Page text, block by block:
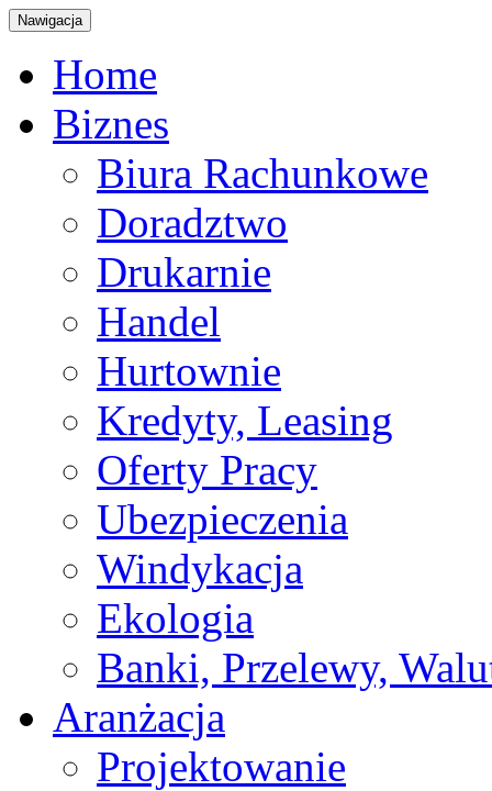
Nawigacja
Home
Biznes
Biura Rachunkowe
Doradztwo
Drukarnie
Handel
Hurtownie
Kredyty, Leasing
Oferty Pracy
Ubezpieczenia
Windykacja
Ekologia
Banki, Przelewy,
Aranżacja
Projektowanie